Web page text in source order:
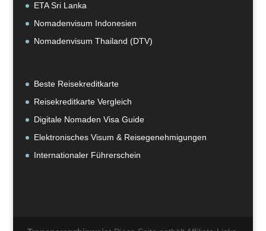
ETA Sri Lanka
Nomadenvisum Indonesien
Nomadenvisum Thailand (DTV)
Beste Reisekreditkarte
Reisekreditkarte Vergleich
Digitale Nomaden Visa Guide
Elektronisches Visum & Reisegenehmigungen
Internationaler Führerschein